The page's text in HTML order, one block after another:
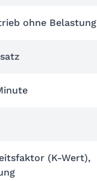
ohne Belastung
(K-Wert),